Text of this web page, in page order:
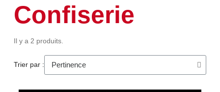
Confiserie
Il y a 2 produits.
Trier par :